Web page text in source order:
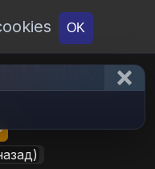
OK
Medieval